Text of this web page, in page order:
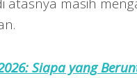
Siapa yang